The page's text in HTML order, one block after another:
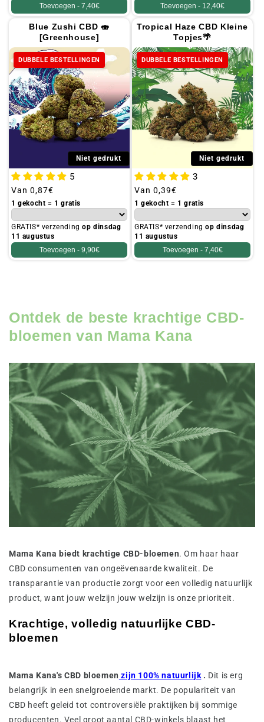
Toevoegen - 7,40€
Toevoegen - 12,40€
Blue Zushi CBD 🍣
[Greenhouse]
DUBBELE BESTELLINGEN
Niet gedrukt
5
Gebruikelijke
prijs
Van 0,87€
1 gekocht = 1 gratis
GRATIS* verzendingop dinsdag
11 augustus
Toevoegen - 9,90€
Tropical Haze CBD Kleine
Topjes🌴
DUBBELE BESTELLINGEN
Niet gedrukt
3
Gebruikelijke
prijs
Van 0,39€
1 gekocht = 1 gratis
GRATIS* verzendingop dinsdag
11 augustus
Toevoegen - 7,40€
Ontdek de beste krachtige CBD-
bloemen van Mama Kana
Mama Kana biedt krachtige CBD-bloemen. Om haar haar
CBD consumenten van ongeëvenaarde kwaliteit. De
transparantie van productie zorgt voor een volledig natuurlijk
product, want jouw welzijn jouw welzijn is onze prioriteit.
Krachtige, volledig natuurlijke CBD-
bloemen
Mama Kana's CBD bloemen zijn 100% natuurlijk . Dit is erg
belangrijk in een snelgroeiende markt. De populariteit van
CBD heeft geleid tot controversiële praktijken bij sommige
producenten. Veel groot aantal CBD-winkels blaast het